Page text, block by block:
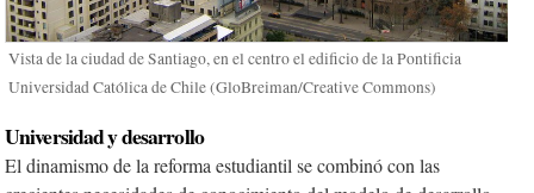
Vista de la ciudad de Santiago, en el centro el edificio de la Pontificia
Universidad Católica de Chile (GloBreiman/Creative Commons)
Universidad y desarrollo
El dinamismo de la reforma estudiantil se combinó con las